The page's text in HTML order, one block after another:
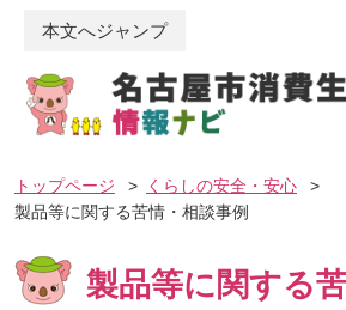
本文へジャンプ
トップページ > くらしの安全・安心
>
製品等に関する苦情・相談事例
製品等に関する